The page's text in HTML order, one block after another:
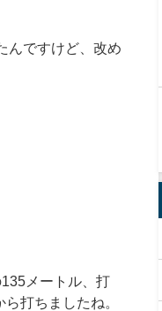
んですけど、改め
メートル、打
打ちましたね。